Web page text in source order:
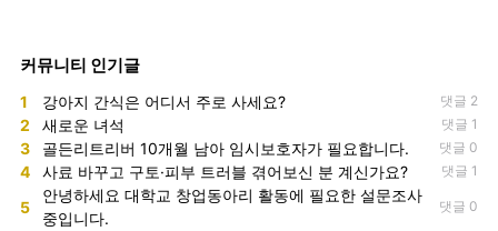
커뮤니티 인기글
1 강아지 간식은 어디서 주로 사세요? 댓글 2
2 새로운 녀석 댓글 1
3 골든리트리버 10개월 남아 임시보호자가 필요합니다. 댓글 0
4 사료 바꾸고 구토·피부 트러블 겪어보신 분 계신가요? 댓글 1
5
안녕하세요 대학교 창업동아리 활동에 필요한 설문조사
중입니다.
댓글 0